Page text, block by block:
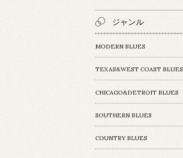
ジャンル
MODERN BLUES
TEXAS&WEST COAST BLUES
CHICAGO&DETROIT BLUES
SOUTHERN BLUES
COUNTRY BLUES